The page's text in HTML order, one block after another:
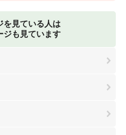
を見ている人は
ジも見ています